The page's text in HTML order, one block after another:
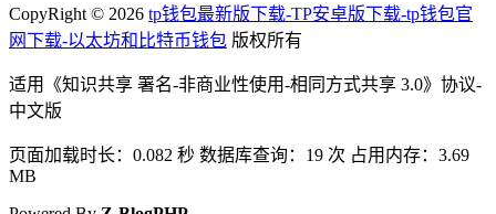
CopyRight © 2026 tp钱包最新版下载-TP安卓版下载-tp钱包官
网下载-以太坊和比特币钱包 版权所有
适用《知识共享 署名-非商业性使用-相同方式共享 3.0》协议-
中文版
页面加载时长：0.082 秒 数据库查询：19 次 占用内存：3.69
MB